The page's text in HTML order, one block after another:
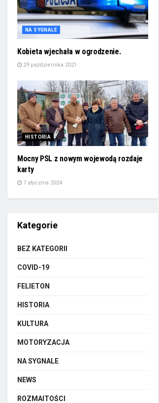
NA SYGNALE
Kobieta wjechała w ogrodzenie.
29 października 2021
HISTORIA
Mocny PSL z nowym wojewodą rozdaje
karty
7 stycznia 2024
Kategorie
BEZ KATEGORII
COVID-19
FELIETON
HISTORIA
KULTURA
MOTORYZACJA
NA SYGNALE
NEWS
ROZMAITOŚCI